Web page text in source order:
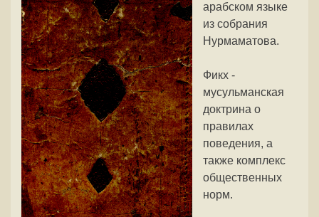
арабском языке
из собрания
Нурмаматова.
Фикх -
мусульманская
доктрина о
правилах
поведения, а
также комплекс
общественных
норм.